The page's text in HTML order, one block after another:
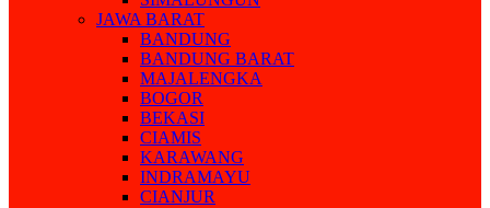
JAWA BARAT
BANDUNG
BANDUNG BARAT
MAJALENGKA
BOGOR
BEKASI
CIAMIS
KARAWANG
INDRAMAYU
CIANJUR